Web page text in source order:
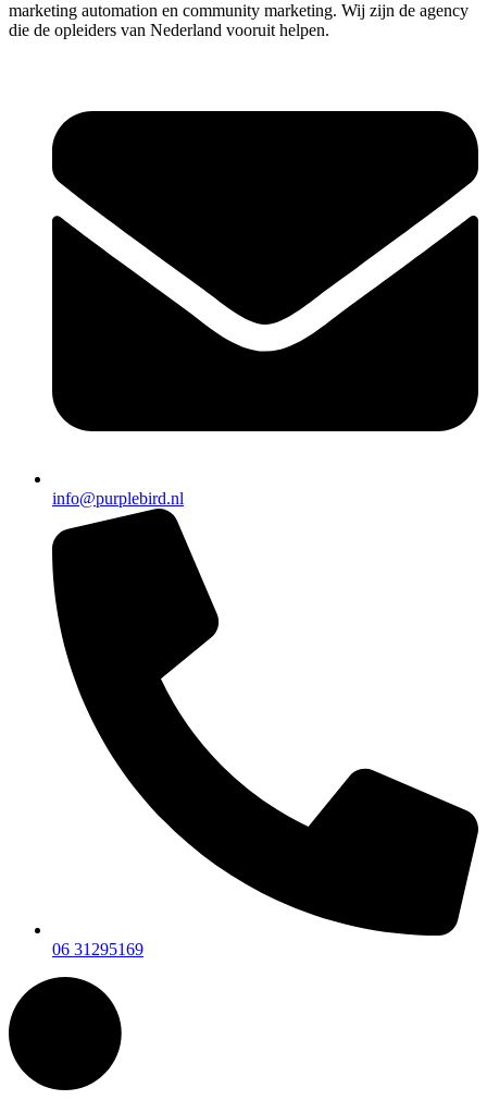
marketing automation en community marketing. Wij zijn de agency
die de opleiders van Nederland vooruit helpen.
info@purplebird.nl
06 31295169